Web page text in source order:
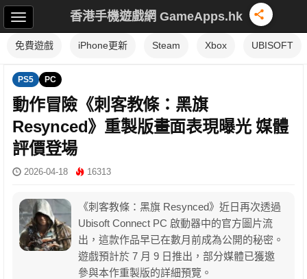
香港手機遊戲網 GameApps.hk
免費遊戲 iPhone更新 Steam Xbox UBISOFT
PS5 PC
動作冒險《刺客教條：黑旗
Resynced》重製版畫面表現曝光 媒體
評價登場
2026-04-18 16313
《刺客教條：黑旗 Resynced》近日再次透過
Ubisoft Connect PC 啟動器中的官方圖片流
出，這款作品早已在數月前成為公開的秘密。
遊戲預計於 7 月 9 日推出，部分媒體已獲邀
參與本作重製版的詳細預覽。